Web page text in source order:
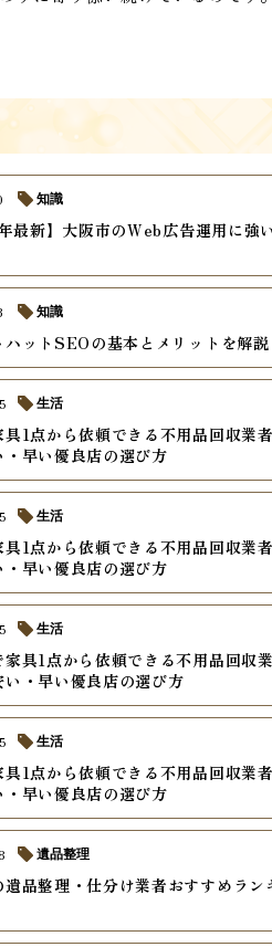
最新】大阪市のWeb広告運用に強
知識
ハットSEOの基本とメリットを解説
知識
具1点から依頼できる不用品回収業
・早い優良店の選び方
生活
具1点から依頼できる不用品回収業
・早い優良店の選び方
生活
家具1点から依頼できる不用品回収
い・早い優良店の選び方
生活
具1点から依頼できる不用品回収業
・早い優良店の選び方
生活
遺品整理・仕分け業者おすすめラ
遺品整理